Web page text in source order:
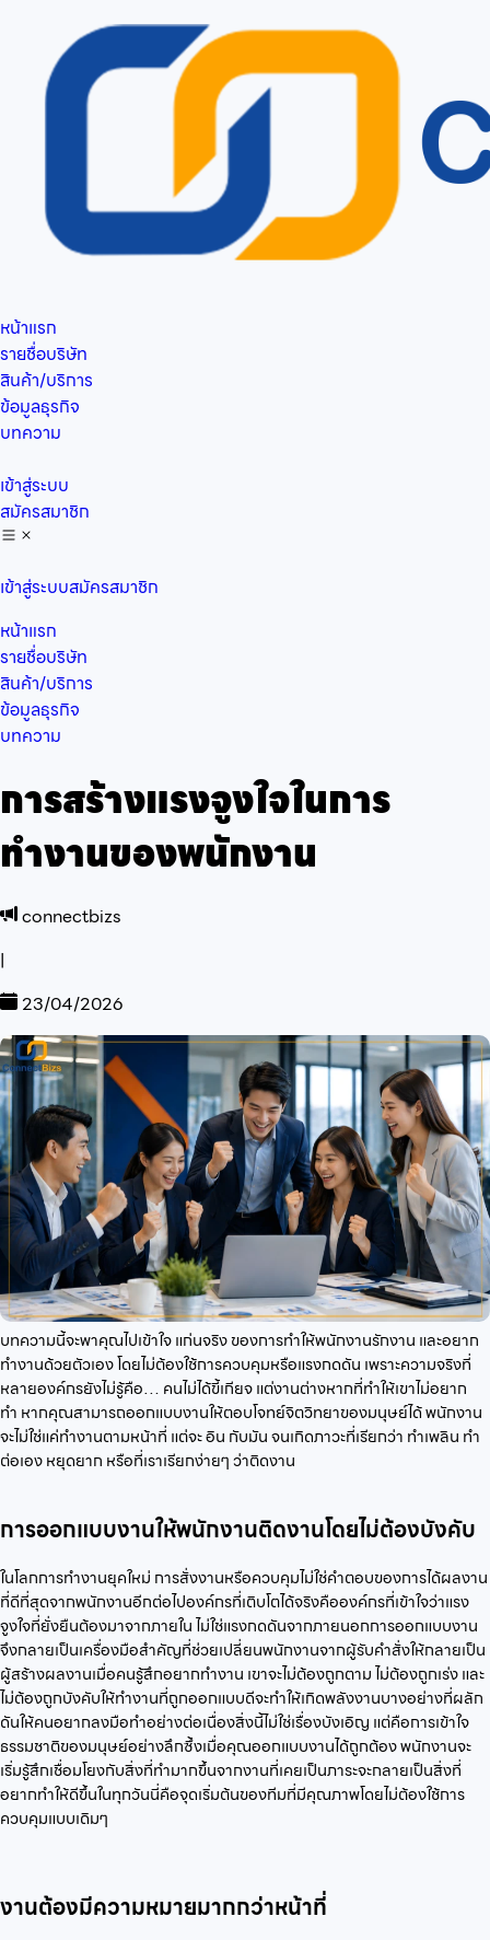
หน้าแรก
รายชื่อบริษัท
สินค้า/บริการ
ข้อมูลธุรกิจ
บทความ
เข้าสู่ระบบ
สมัครสมาชิก
เข้าสู่ระบบสมัครสมาชิก
หน้าแรก
รายชื่อบริษัท
สินค้า/บริการ
ข้อมูลธุรกิจ
บทความ
การสร้างแรงจูงใจในการ
ทำงานของพนักงาน
connectbizs
|
23/04/2026
บทความนี้จะพาคุณไปเข้าใจ แก่นจริง ของการทำให้พนักงานรักงาน และอยาก
ทำงานด้วยตัวเอง โดยไม่ต้องใช้การควบคุมหรือแรงกดดัน เพราะความจริงที่
หลายองค์กรยังไม่รู้คือ… คนไม่ได้ขี้เกียจ แต่งานต่างหากที่ทำให้เขาไม่อยาก
ทำ หากคุณสามารถออกแบบงานให้ตอบโจทย์จิตวิทยาของมนุษย์ได้ พนักงาน
จะไม่ใช่แค่ทำงานตามหน้าที่ แต่จะ อิน กับมัน จนเกิดภาวะที่เรียกว่า ทำเพลิน ทำ
ต่อเอง หยุดยาก หรือที่เราเรียกง่ายๆ ว่าติดงาน
การออกแบบงานให้พนักงานติดงานโดยไม่ต้องบังคับ
ในโลกการทำงานยุคใหม่ การสั่งงานหรือควบคุมไม่ใช่คำตอบของการได้ผลงาน
ที่ดีที่สุดจากพนักงานอีกต่อไปองค์กรที่เติบโตได้จริงคือองค์กรที่เข้าใจว่าแรง
จูงใจที่ยั่งยืนต้องมาจากภายใน ไม่ใช่แรงกดดันจากภายนอกการออกแบบงาน
จึงกลายเป็นเครื่องมือสำคัญที่ช่วยเปลี่ยนพนักงานจากผู้รับคำสั่งให้กลายเป็น
ผู้สร้างผลงานเมื่อคนรู้สึกอยากทำงาน เขาจะไม่ต้องถูกตาม ไม่ต้องถูกเร่ง และ
ไม่ต้องถูกบังคับให้ทำงานที่ถูกออกแบบดีจะทำให้เกิดพลังงานบางอย่างที่ผลัก
ดันให้คนอยากลงมือทำอย่างต่อเนื่องสิ่งนี้ไม่ใช่เรื่องบังเอิญ แต่คือการเข้าใจ
ธรรมชาติของมนุษย์อย่างลึกซึ้งเมื่อคุณออกแบบงานได้ถูกต้อง พนักงานจะ
เริ่มรู้สึกเชื่อมโยงกับสิ่งที่ทำมากขึ้นจากงานที่เคยเป็นภาระจะกลายเป็นสิ่งที่
อยากทำให้ดีขึ้นในทุกวันนี่คือจุดเริ่มต้นของทีมที่มีคุณภาพโดยไม่ต้องใช้การ
ควบคุมแบบเดิมๆ
งานต้องมีความหมายมากกว่าหน้าที่